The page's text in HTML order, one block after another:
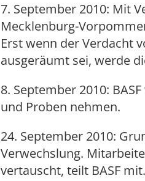
7. September 2010: Mit
Mecklenburg-
Erst wenn der Verdacht
ausgeräumt sei, werde
8. September 2010:
und Proben nehmen.
24. September 2010:
Verwechslung.
vertauscht, teilt BASF mit.